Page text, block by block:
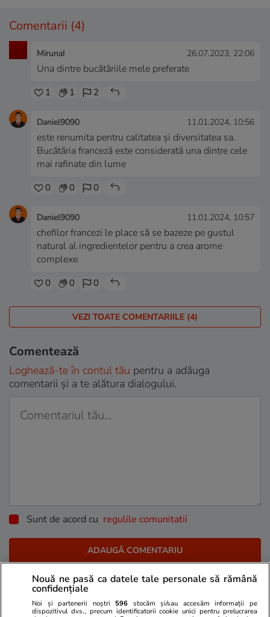
Comentarii (4)
MirunaI 26.07.2023, 22:06
Una dintre bucătăriile mele preferate
1 1 2
Daniel9090 11.01.2024, 10:56
este renumita pentru calitatea și diversitatea sa.
Bucătăria franceză este considerată una dintre cele
mai rafinate din lume
0 0 0
Daniel9090 11.01.2024, 10:57
chefilor francezi le place să se bazeze pe gustul
natural al ingredientelor pentru a crea arome
complexe
0 0 0
VEZI TOATE COMENTARIILE (4)
Comentează
Loghează-te în contul tău pentru a adăuga
comentarii și a te alătura dialogului.
Sunt de acord cu regulile comunitatii
PARTENERI
Nouă ne pasă ca datele tale personale să rămână
confidențiale
Noi și partenerii noștri 596 stocăm și/sau accesăm informații pe
dispozitivul dvs., precum identificatorii cookie unici pentru prelucrarea